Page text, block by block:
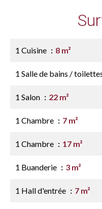
1 Cuisine 8 m²
1 Salle de bains /
1 Salon 22 m²
1 Chambre 7 m²
1 Chambre 17 m²
1 Buanderie 3 m²
1 Hall d'entrée 7 m²